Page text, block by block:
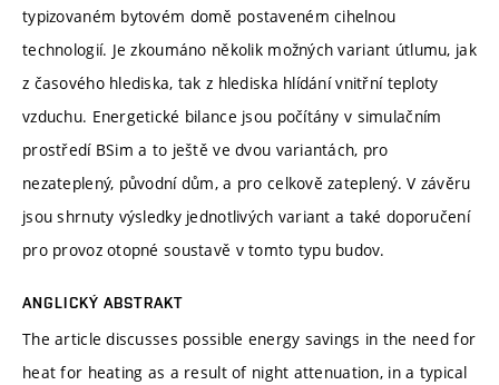
typizovaném bytovém domě postaveném cihelnou
technologií. Je zkoumáno několik možných variant útlumu, jak
z časového hlediska, tak z hlediska hlídání vnitřní teploty
vzduchu. Energetické bilance jsou počítány v simulačním
prostředí BSim a to ještě ve dvou variantách, pro
nezateplený, původní dům, a pro celkově zateplený. V závěru
jsou shrnuty výsledky jednotlivých variant a také doporučení
pro provoz otopné soustavě v tomto typu budov.
ANGLICKÝ ABSTRAKT
The article discusses possible energy savings in the need for
heat for heating as a result of night attenuation, in a typical